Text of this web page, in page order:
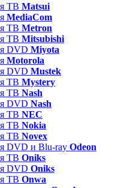
ТВ Matsui
MediaCom
ТВ Metron
TB Mitsubishi
DVD Miyota
Motorola
DVD Mustek
ТВ Mystery
ТВ Nash
DVD Nash
ТВ NEC
ТВ Nokia
ТВ Novex
DVD и Blu-ray Odeon
ТВ Oniks
DVD Oniks
ТВ Onwa